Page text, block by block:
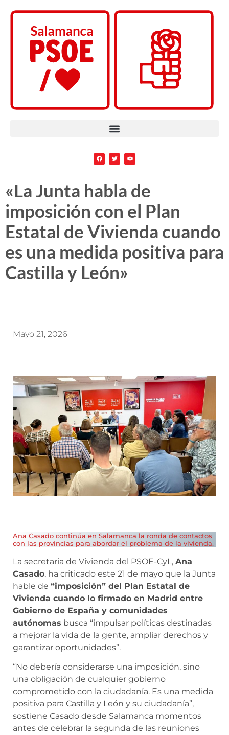
«La Junta habla de
imposición con el Plan
Estatal de Vivienda cuando
es una medida positiva para
Castilla y León»
Mayo 21, 2026
Ana Casado continúa en Salamanca la ronda de contactos
con las provincias para abordar el problema de la vivienda.
La secretaria de Vivienda del PSOE-CyL, Ana
Casado, ha criticado este 21 de mayo que la Junta
hable de “imposición” del Plan Estatal de
Vivienda cuando lo firmado en Madrid entre
Gobierno de España y comunidades
autónomas busca “impulsar políticas destinadas
a mejorar la vida de la gente, ampliar derechos y
garantizar oportunidades”.
“No debería considerarse una imposición, sino
una obligación de cualquier gobierno
comprometido con la ciudadanía. Es una medida
positiva para Castilla y León y su ciudadanía”,
sostiene Casado desde Salamanca momentos
antes de celebrar la segunda de las reuniones